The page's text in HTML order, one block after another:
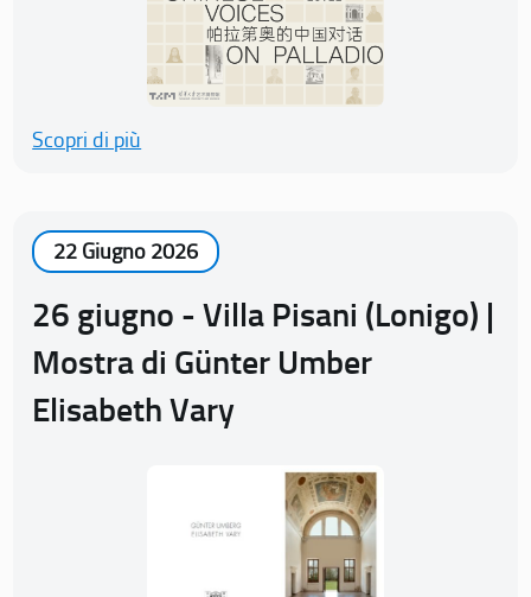
Scopri di più
22 Giugno 2026
26 giugno - Villa Pisani (Lonigo) |
Mostra di Günter Umber
Elisabeth Vary